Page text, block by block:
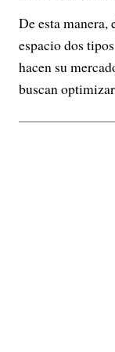
De esta manera,
espacio dos
hacen su
buscan